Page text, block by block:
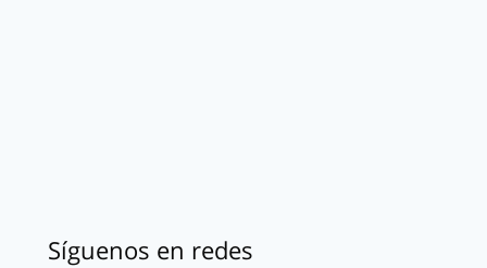
Síguenos en redes